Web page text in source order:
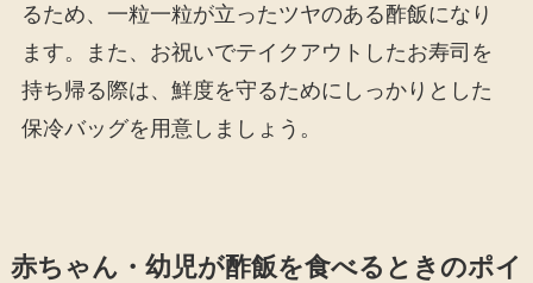
るため、一粒一粒が立ったツヤのある酢飯になり
ます。また、お祝いでテイクアウトしたお寿司を
持ち帰る際は、鮮度を守るためにしっかりとした
保冷バッグを用意しましょう。
赤ちゃん・幼児が酢飯を食べるときのポイ